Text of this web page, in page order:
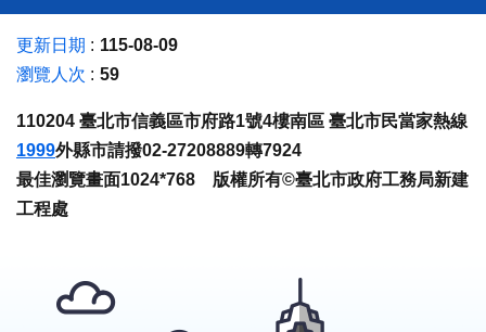
更新日期
115-08-09
瀏覽人次
59
110204 臺北市信義區市府路1號4樓南區 臺北市民當家熱線
1999外縣市請撥02-27208889轉7924
最佳瀏覽畫面1024*768 版權所有©臺北市政府工務局新建
工程處